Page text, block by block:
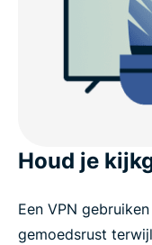
Houd je
Een VPN
gemoedsrust